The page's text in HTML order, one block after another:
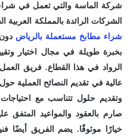
شركة الماسة والتي تعمل في
الشركات الرائدة بالمملكة
شراء مطابخ مستعملة بالرياض
بخبرة طويلة في مجال اختيار
الرواد في هذا القطاع. فريق
عالية في تقديم النصائح العملية
وتقديم حلول تتناسب مع
صارم بالعقود والمواعيد المتفق
خيارًا موثوقًا. يضم الفريق أيضًا